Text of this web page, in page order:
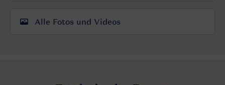
Alle Fotos und Videos